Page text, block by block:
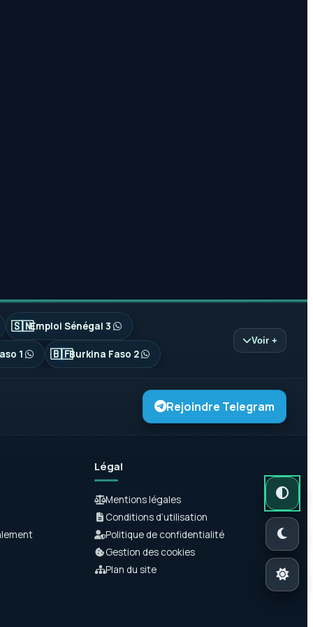
🇸🇳Emploi Sénégal 3
1 🇧🇫Burkina Faso 2
Voir +
Rejoindre Telegram
Légal
Mentions légales
Conditions d’utilisation
Politique de confidentialité
Gestion des cookies
Plan du site
Mode
Mode
Mode clair